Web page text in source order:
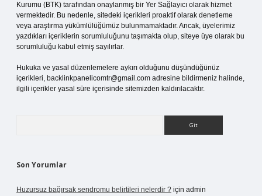
Kurumu (BTK) tarafından onaylanmış bir Yer Sağlayıcı olarak hizmet
vermektedir. Bu nedenle, sitedeki içerikleri proaktif olarak denetleme
veya araştırma yükümlülüğümüz bulunmamaktadır. Ancak, üyelerimiz
yazdıkları içeriklerin sorumluluğunu taşımakta olup, siteye üye olarak bu
sorumluluğu kabul etmiş sayılırlar.
Hukuka ve yasal düzenlemelere aykırı olduğunu düşündüğünüz
içerikleri, backlinkpanelicomtr@gmail.com adresine bildirmeniz halinde,
ilgili içerikler yasal süre içerisinde sitemizden kaldırılacaktır.
Son Yorumlar
Huzursuz bağırsak sendromu belirtileri nelerdir ? için admin